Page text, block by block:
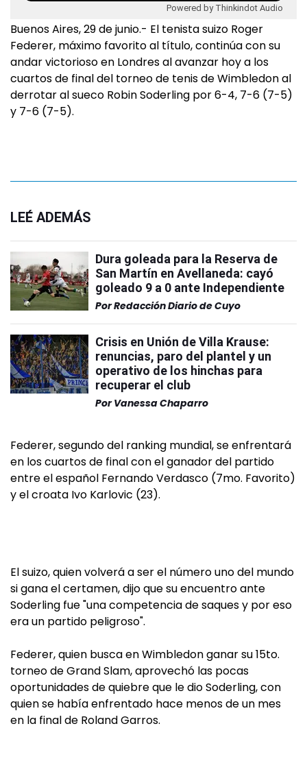
Powered by Thinkindot Audio
Buenos Aires, 29 de junio.- El tenista suizo Roger
Federer, máximo favorito al título, continúa con su
andar victorioso en Londres al avanzar hoy a los
cuartos de final del torneo de tenis de Wimbledon al
derrotar al sueco Robin Soderling por 6-4, 7-6 (7-5)
y 7-6 (7-5).
LEÉ ADEMÁS
Dura goleada para la Reserva de
San Martín en Avellaneda: cayó
goleado 9 a 0 ante Independiente
PorRedacción Diario de Cuyo
Crisis en Unión de Villa Krause:
renuncias, paro del plantel y un
operativo de los hinchas para
recuperar el club
Por Vanessa Chaparro
Federer, segundo del ranking mundial, se enfrentará
en los cuartos de final con el ganador del partido
entre el español Fernando Verdasco (7mo. Favorito)
y el croata Ivo Karlovic (23).
El suizo, quien volverá a ser el número uno del mundo
si gana el certamen, dijo que su encuentro ante
Soderling fue "una competencia de saques y por eso
era un partido peligroso".
Federer, quien busca en Wimbledon ganar su 15to.
torneo de Grand Slam, aprovechó las pocas
oportunidades de quiebre que le dio Soderling, con
quien se había enfrentado hace menos de un mes
en la final de Roland Garros.